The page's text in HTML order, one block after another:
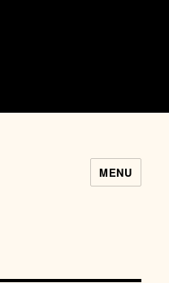
MENU